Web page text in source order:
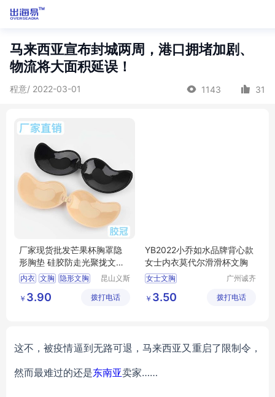
马来西亚宣布封城两周，港口拥堵加剧、
物流将大面积延误！
程意/ 2022-03-01 1143 31
厂家现货批发芒果杯胸罩隐
形胸垫 硅胶防走光聚拢文胸
乳贴
内衣 文胸 隐形文胸
昆山义斯
限公司
￥ 3.90 拨打电话
YB2022小乔如水品牌背心款
女士内衣莫代尔滑滑杯文胸
女士文胸
广州诚齐
公司
￥ 3.50 拨打电话
这不，被疫情逼到无路可退，马来西亚又重启了限制令，
然而最难过的还是东南亚卖家……